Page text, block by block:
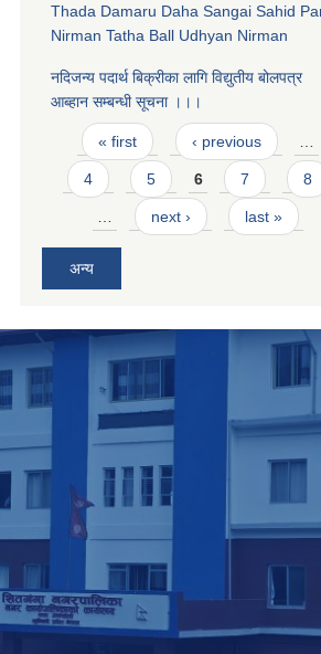
Thada Damaru Daha Sangai Sahid
Nirman Tatha Ball Udhyan Nirman
नदिजन्य पदार्थ बिक्रीका लागि विद्युतीय बोलपत्र
आब्हान सम्बन्धी सूचना ।।।
Pages
« first ‹ previous
4 5 6 7 8
next › last »
अन्य